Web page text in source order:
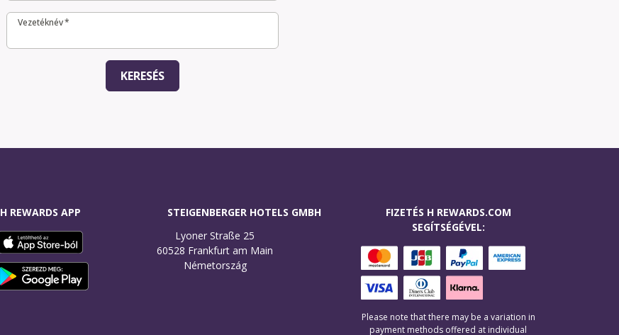
Vezetéknév
Vezetéknév*
KERESÉS
H REWARDS APP
STEIGENBERGER HOTELS GMBH
Lyoner Straße 25
60528 Frankfurt am Main
Németország
FIZETÉS H REWARDS.COM
SEGÍTSÉGÉVEL:
Please note that there may be a variation in
payment methods offered at individual